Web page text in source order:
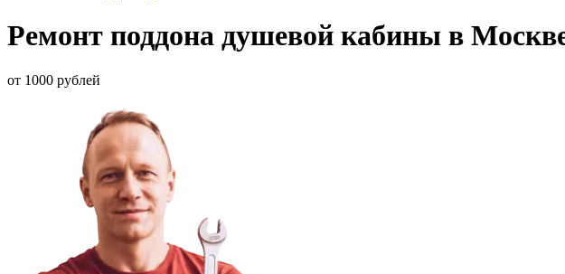
Ремонт поддона душевой кабины в
от 1000 рублей